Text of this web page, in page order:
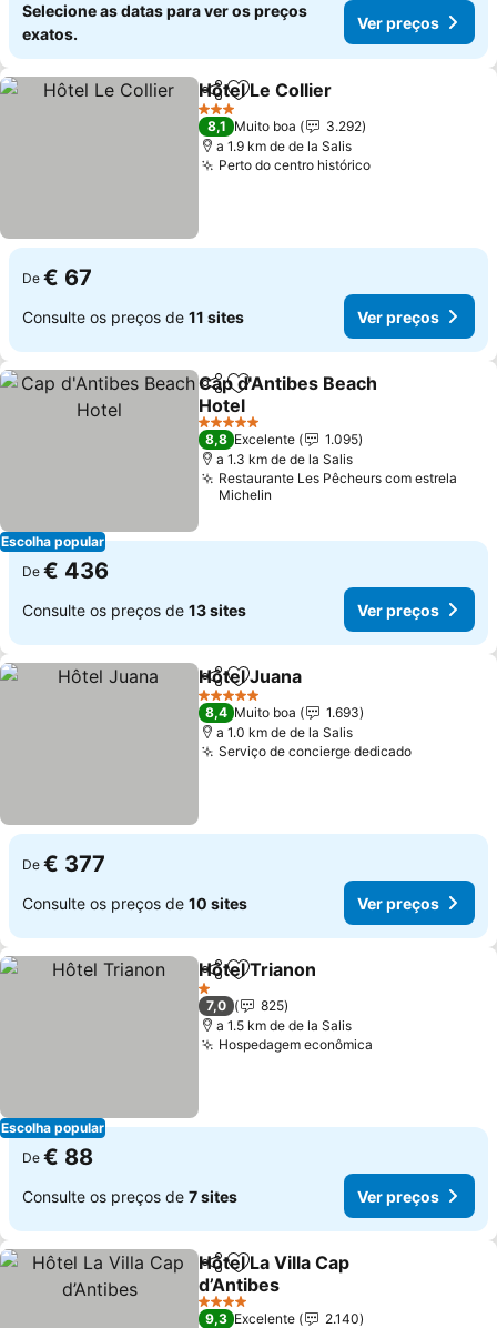
Selecione as datas para ver os preços
exatos.
Ver preços
PartilharAdicionar aos favoritos
Hôtel Le Collier
3 Estrelas
8,1 Muito boa
3.292
a 1.9 km de de la Salis
Perto do centro históricoVer preços
De € 67
Consulte os preços de 11 sites Ver preços
Escolha popular
PartilharAdicionar aos favoritos
Cap d'Antibes Beach
Hotel
Ver preços
5 Estrelas
8,8 Excelente
1.095
a 1.3 km de de la Salis
Restaurante Les Pêcheurs com estrela
Michelin
De € 436
Consulte os preços de 13 sites Ver preços
PartilharAdicionar aos favoritos
Hôtel Juana
5 Estrelas
8,4 Muito boa
1.693
a 1.0 km de de la Salis
Serviço de concierge dedicadoVer
De € 377
Consulte os preços de 10 sites Ver preços
Escolha popular
PartilharAdicionar aos favoritos
Hôtel Trianon
1 Estrelas
7,0
825
a 1.5 km de de la Salis
Hospedagem econômica
De € 88
Consulte os preços de 7 sites Ver preços
PartilharAdicionar aos favoritos
Hôtel La Villa Cap
d’Antibes
Ver preços
4 Estrelas
9,3 Excelente
2.140